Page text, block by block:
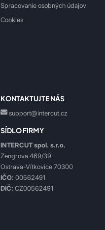
Spracovanie osobných údajov
Cookies
KONTAKTUJTE NÁS
support@intercut.cz
SÍDLO FIRMY
INTERCUT spol. s.r.o.
Zengrova 469/39
Ostrava-Vítkovice 70300
IČO: 00562491
DIČ: CZ00562491